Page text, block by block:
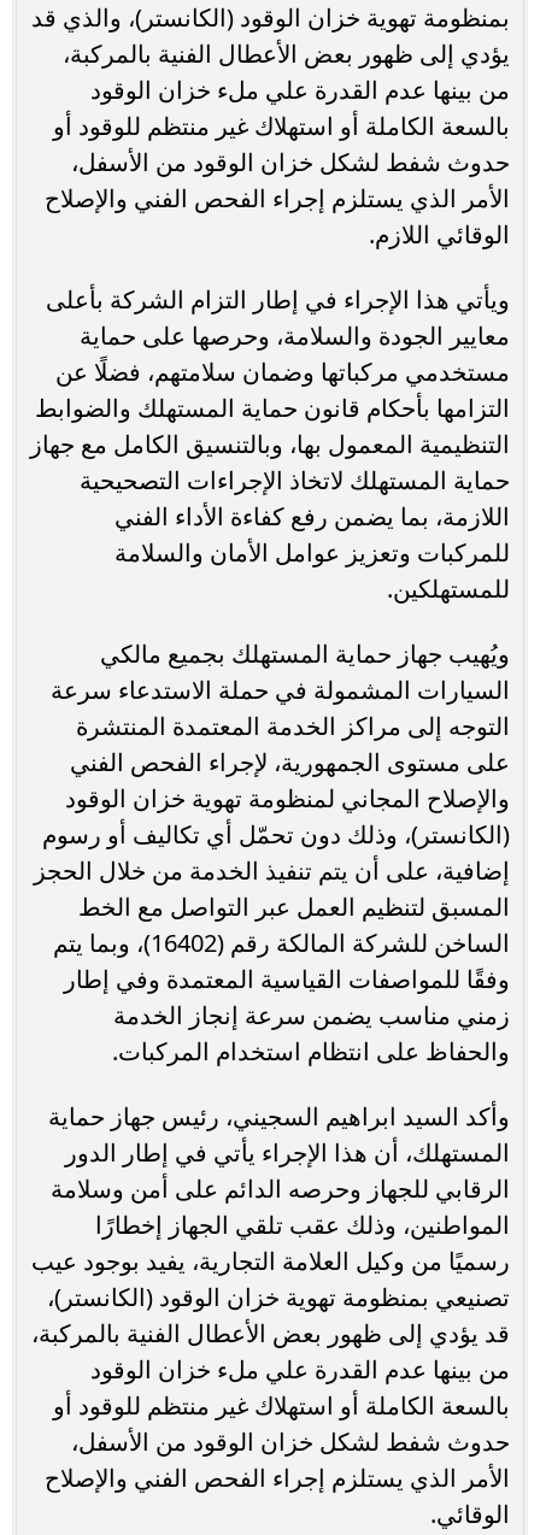
بمنظومة تهوية خزان الوقود (الكانستر)، والذي قد
يؤدي إلى ظهور بعض الأعطال الفنية بالمركبة،
من بينها عدم القدرة علي ملء خزان الوقود
بالسعة الكاملة أو استهلاك غير منتظم للوقود أو
حدوث شفط لشكل خزان الوقود من الأسفل،
الأمر الذي يستلزم إجراء الفحص الفني والإصلاح
الوقائي اللازم.
ويأتي هذا الإجراء في إطار التزام الشركة بأعلى
معايير الجودة والسلامة، وحرصها على حماية
مستخدمي مركباتها وضمان سلامتهم، فضلًا عن
التزامها بأحكام قانون حماية المستهلك والضوابط
التنظيمية المعمول بها، وبالتنسيق الكامل مع جهاز
حماية المستهلك لاتخاذ الإجراءات التصحيحية
اللازمة، بما يضمن رفع كفاءة الأداء الفني
للمركبات وتعزيز عوامل الأمان والسلامة
للمستهلكين.
ويُهيب جهاز حماية المستهلك بجميع مالكي
السيارات المشمولة في حملة الاستدعاء سرعة
التوجه إلى مراكز الخدمة المعتمدة المنتشرة
على مستوى الجمهورية، لإجراء الفحص الفني
والإصلاح المجاني لمنظومة تهوية خزان الوقود
(الكانستر)، وذلك دون تحمّل أي تكاليف أو رسوم
إضافية، على أن يتم تنفيذ الخدمة من خلال الحجز
المسبق لتنظيم العمل عبر التواصل مع الخط
الساخن للشركة المالكة رقم (16402)، وبما يتم
وفقًا للمواصفات القياسية المعتمدة وفي إطار
زمني مناسب يضمن سرعة إنجاز الخدمة
والحفاظ على انتظام استخدام المركبات.
وأكد السيد ابراهيم السجيني، رئيس جهاز حماية
المستهلك، أن هذا الإجراء يأتي في إطار الدور
الرقابي للجهاز وحرصه الدائم على أمن وسلامة
المواطنين، وذلك عقب تلقي الجهاز إخطارًا
رسميًا من وكيل العلامة التجارية، يفيد بوجود عيب
تصنيعي بمنظومة تهوية خزان الوقود (الكانستر)،
قد يؤدي إلى ظهور بعض الأعطال الفنية بالمركبة،
من بينها عدم القدرة علي ملء خزان الوقود
بالسعة الكاملة أو استهلاك غير منتظم للوقود أو
حدوث شفط لشكل خزان الوقود من الأسفل،
الأمر الذي يستلزم إجراء الفحص الفني والإصلاح
الوقائي.